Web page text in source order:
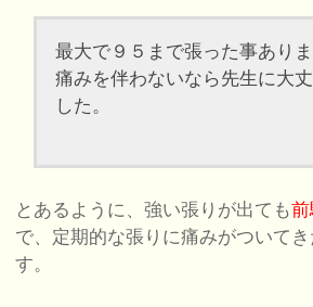
最大で９５まで張った事ありま
痛みを伴わないなら先生に大
した。
とあるように、強い張りが出ても
で、定期的な張りに痛みがついて
す。